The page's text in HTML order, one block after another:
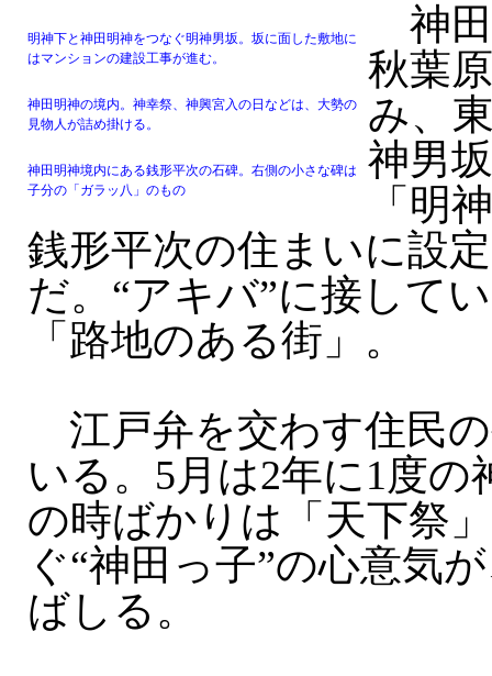
明神下と神田明神をつなぐ明神男坂。坂に面した敷地に
はマンションの建設工事が進む。
神田明神の境内。神幸祭、神興宮入の日などは、大勢の
見物人が詰め掛ける。
神田明神境内にある銭形平次の石碑。右側の小さな碑は
子分の「ガラッ八」のもの
神田
秋葉
み、
神男
「明
銭形平次の住まいに設
だ。“アキバ”に接して
「路地のある街」。
江戸弁を交わす住民
いる。5月は2年に1度の
の時ばかりは「天下祭
ぐ“神田っ子”の心意気
ばしる。